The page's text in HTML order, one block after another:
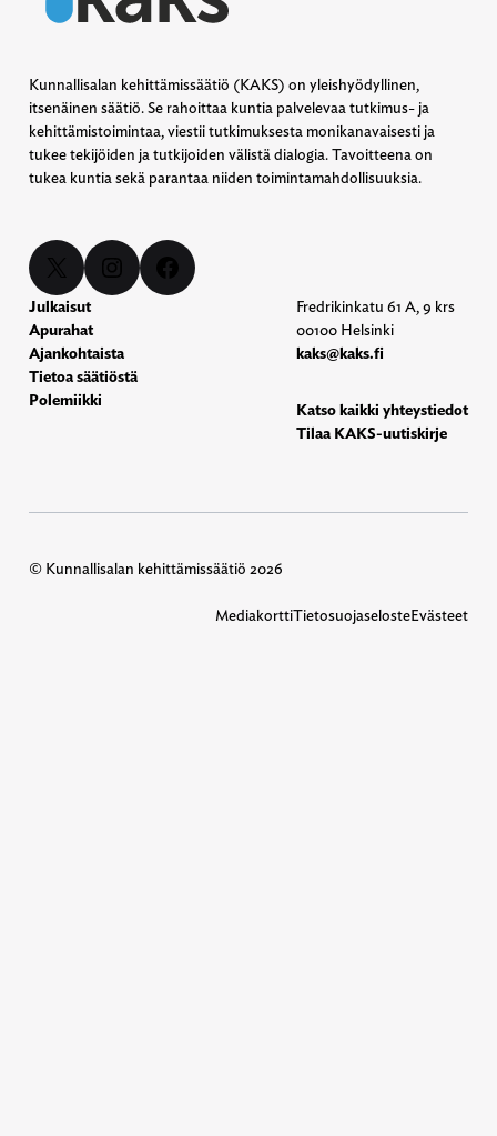
Kunnallisalan kehittämissäätiö (KAKS) on yleishyödyllinen,
itsenäinen säätiö. Se rahoittaa kuntia palvelevaa tutkimus- ja
kehittämistoimintaa, viestii tutkimuksesta monikanavaisesti ja
tukee tekijöiden ja tutkijoiden välistä dialogia. Tavoitteena on
tukea kuntia sekä parantaa niiden toimintamahdollisuuksia.
X Instagram Facebook
Julkaisut
Apurahat
Ajankohtaista
Tietoa säätiöstä
Polemiikki
Fredrikinkatu 61 A, 9 krs
00100 Helsinki
kaks@kaks.fi
Katso kaikki yhteystiedot
Tilaa KAKS-uutiskirje
© Kunnallisalan kehittämissäätiö 2026
MediakorttiTietosuojaselosteEvästeet